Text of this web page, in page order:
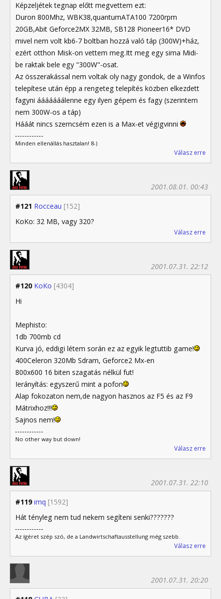
Képzeljétek tegnap előtt megvettem ezt:
Duron 800Mhz, WBK38,quantumATA100 7200rpm
20GB,Abit Geforce2MX 32MB, SB128 Pioneer16* DVD
mivel nem volt kb6-7 boltban hozzá való táp (300W)+ház,
ezért otthon Misk-on vettem meg.Itt meg egy sima Midi-
be raktak bele egy "300W"-osat.
Az összerakással nem voltak oly nagy gondok, de a Winfos
telepítese után épp a rengeteg telepítés közben elkezdett
fagyni ááááááálenne egy ilyen gépem és fagy (szerintem
nem 300W-os a táp)
Hááát nincs szerncsém ezen is a Max-et végigvinni
Minden ellenállás hasztalan! 8-)
Válasz erre
#121 Rocceau [152]
2001.08.01. 00:43
KoKo: 32 MB, vagy 320?
Válasz erre
#120 KoKo [4304]
2001.07.31. 22:12
Hi
Mephisto:
1db 700mb cd
Kurva jó, eddigi létem során ez az egyik legtuttib game!
400Celeron 320Mb Sdram, Geforce2 Mx-en
800x600 16 biten szagatás nélkül fut!
Ierányítás: egyszerű mint a pofon
Alap fokozaton nem,de nagyon hasznos az F5 és az F9
Mátrixhoz!!!
Sajnos nem!
No other way but down!
Válasz erre
#119 imq [1592]
2001.07.31. 22:10
Hát tényleg nem tud nekem segíteni senki???????
Az ígéret szép szó, de a Landwirtschaftausstellung még szebb.
Válasz erre
2001.07.31. 20:20